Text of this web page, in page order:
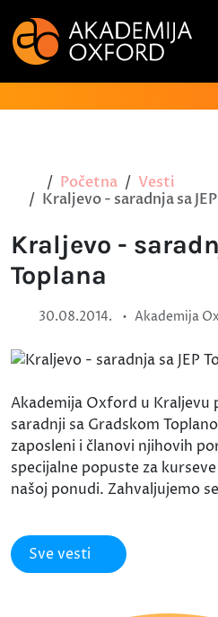
Početna
Vesti
Kraljevo - saradnja sa
Kraljevo -
Toplana
30.08.2014. • Akademija
Akademija Oxford u Kraljevu
saradnji sa Gradskom
zaposleni i članovi njihovih
specijalne popuste za
našoj ponudi. Zahvaljujemo
Sve vesti